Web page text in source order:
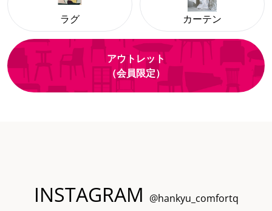
ラグ カーテン
アウトレット
（会員限定）
INSTAGRAM @hankyu_comfortq